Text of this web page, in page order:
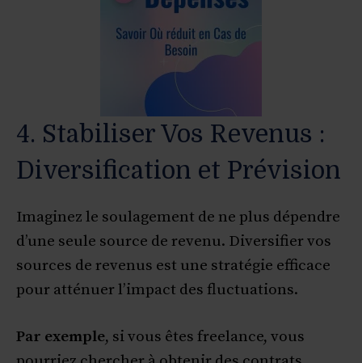
4. Stabiliser Vos Revenus :
Diversification et Prévision
Imaginez le soulagement de ne plus dépendre
d’une seule source de revenu. Diversifier vos
sources de revenus est une stratégie efficace
pour atténuer l’impact des fluctuations.
Par exemple, si vous êtes freelance, vous